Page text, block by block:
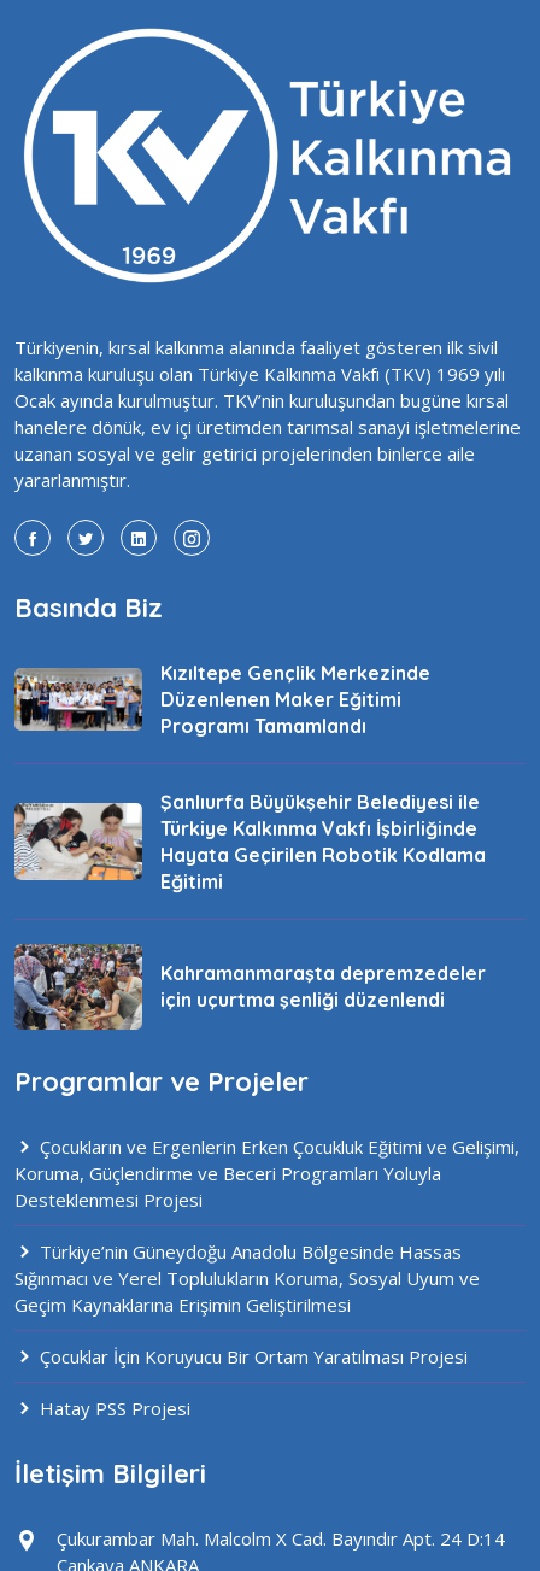
Türkiyenin, kırsal kalkınma alanında faaliyet gösteren ilk sivil
kalkınma kuruluşu olan Türkiye Kalkınma Vakfı (TKV) 1969 yılı
Ocak ayında kurulmuştur. TKV’nin kuruluşundan bugüne kırsal
hanelere dönük, ev içi üretimden tarımsal sanayi işletmelerine
uzanan sosyal ve gelir getirici projelerinden binlerce aile
yararlanmıştır.
Basında Biz
Kızıltepe Gençlik Merkezinde
Düzenlenen Maker Eğitimi
Programı Tamamlandı
Şanlıurfa Büyükşehir Belediyesi ile
Türkiye Kalkınma Vakfı İşbirliğinde
Hayata Geçirilen Robotik Kodlama
Eğitimi
Kahramanmaraşta depremzedeler
için uçurtma şenliği düzenlendi
Programlar ve Projeler
Çocukların ve Ergenlerin Erken Çocukluk Eğitimi ve Gelişimi,
Koruma, Güçlendirme ve Beceri Programları Yoluyla
Desteklenmesi Projesi
Türkiye’nin Güneydoğu Anadolu Bölgesinde Hassas
Sığınmacı ve Yerel Toplulukların Koruma, Sosyal Uyum ve
Geçim Kaynaklarına Erişimin Geliştirilmesi
Çocuklar İçin Koruyucu Bir Ortam Yaratılması Projesi
Hatay PSS Projesi
İletişim Bilgileri
Çukurambar Mah. Malcolm X Cad. Bayındır Apt. 24 D:14
Çankaya ANKARA